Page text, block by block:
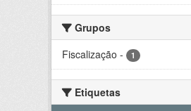
Grupos
Fiscalização - 1
Etiquetas